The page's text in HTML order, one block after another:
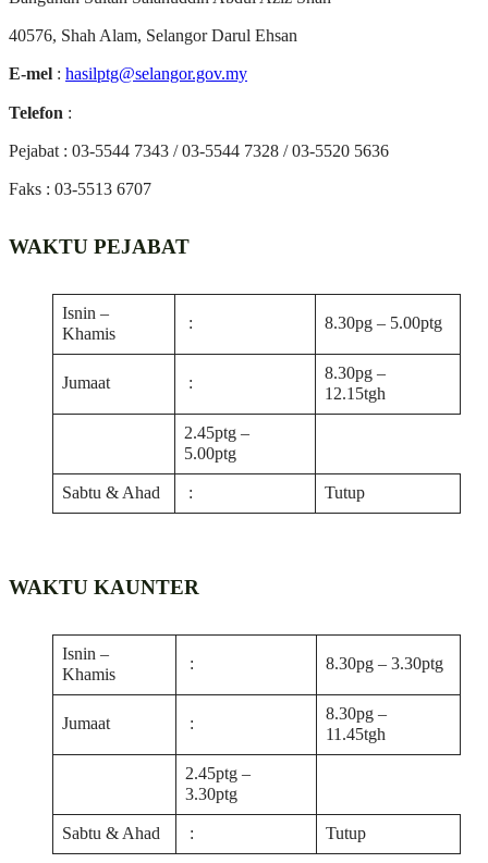
40576, Shah Alam, Selangor Darul Ehsan
E-mel : hasilptg@selangor.gov.my
Telefon :
Pejabat : 03-5544 7343 / 03-5544 7328 / 03-5520 5636
Faks : 03-5513 6707
WAKTU PEJABAT
Isnin –
Khamis
: 8.30pg – 5.00ptg
Jumaat :
8.30pg –
12.15tgh
2.45ptg –
5.00ptg
Sabtu & Ahad
: Tutup
WAKTU KAUNTER
Isnin –
Khamis
: 8.30pg – 3.30ptg
Jumaat :
8.30pg –
11.45tgh
2.45ptg –
3.30ptg
Sabtu & Ahad
: Tutup